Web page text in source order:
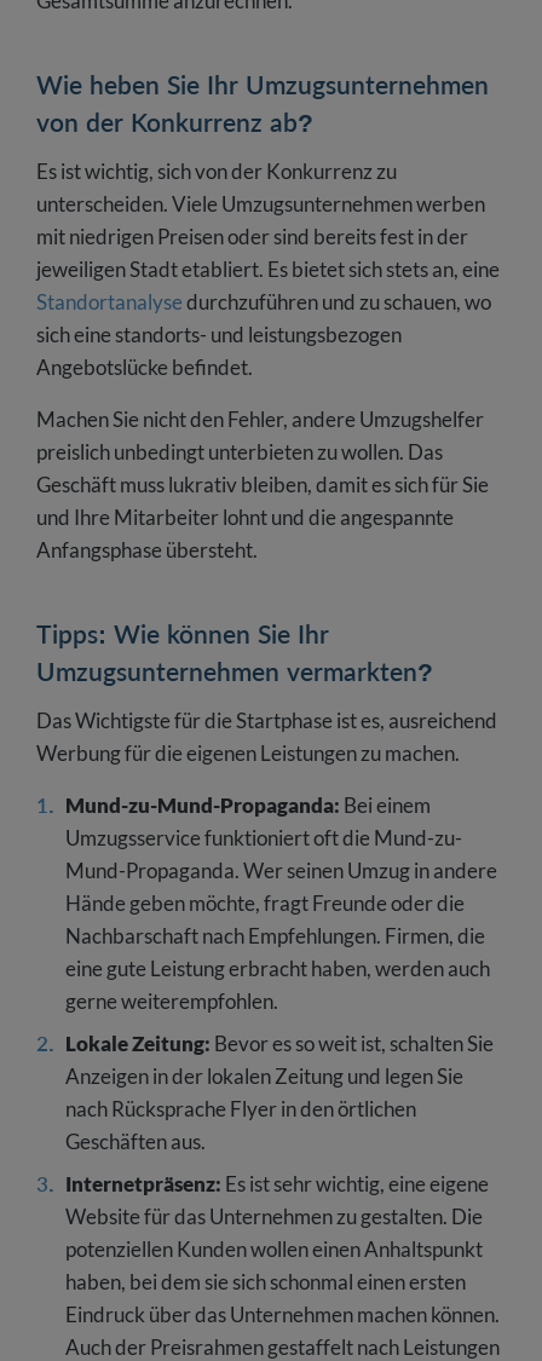
Wie heben Sie Ihr Umzugsunternehmen
von der Konkurrenz ab?
Es ist wichtig, sich von der Konkurrenz zu
unterscheiden. Viele Umzugsunternehmen werben
mit niedrigen Preisen oder sind bereits fest in der
jeweiligen Stadt etabliert. Es bietet sich stets an, eine
Standortanalysedurchzuführen und zu schauen, wo
sich eine standorts- und leistungsbezogen
Angebotslücke befindet.
Machen Sie nicht den Fehler, andere Umzugshelfer
preislich unbedingt unterbieten zu wollen. Das
Geschäft muss lukrativ bleiben, damit es sich für Sie
und Ihre Mitarbeiter lohnt und die angespannte
Anfangsphase übersteht.
Tipps: Wie können Sie Ihr
Umzugsunternehmen vermarkten?
Das Wichtigste für die Startphase ist es, ausreichend
Werbung für die eigenen Leistungen zu machen.
Mund-zu-Mund-Propaganda: Bei einem
Umzugsservice funktioniert oft die Mund-zu-
Mund-Propaganda. Wer seinen Umzug in andere
Hände geben möchte, fragt Freunde oder die
Nachbarschaft nach Empfehlungen. Firmen, die
eine gute Leistung erbracht haben, werden auch
gerne weiterempfohlen.
Lokale Zeitung: Bevor es so weit ist, schalten Sie
Anzeigen in der lokalen Zeitung und legen Sie
nach Rücksprache Flyer in den örtlichen
Geschäften aus.
Internetpräsenz: Es ist sehr wichtig, eine eigene
Website für das Unternehmen zu gestalten. Die
potenziellen Kunden wollen einen Anhaltspunkt
haben, bei dem sie sich schonmal einen ersten
Eindruck über das Unternehmen machen können.
Auch der Preisrahmen gestaffelt nach Leistungen